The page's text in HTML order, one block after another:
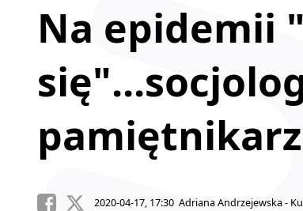
Na epidemii
2020-04-17, 17:30 Adriana Andrzejewska -